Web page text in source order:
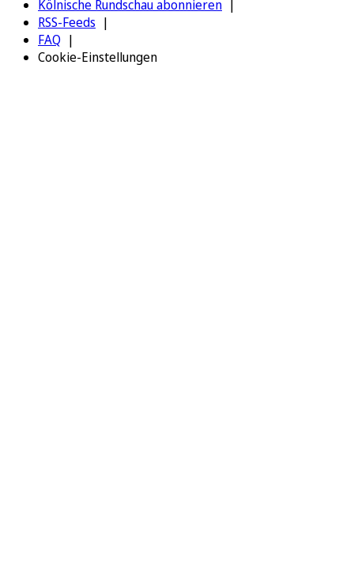
Kölnische Rundschau abonnieren
RSS-Feeds
FAQ
Cookie-Einstellungen